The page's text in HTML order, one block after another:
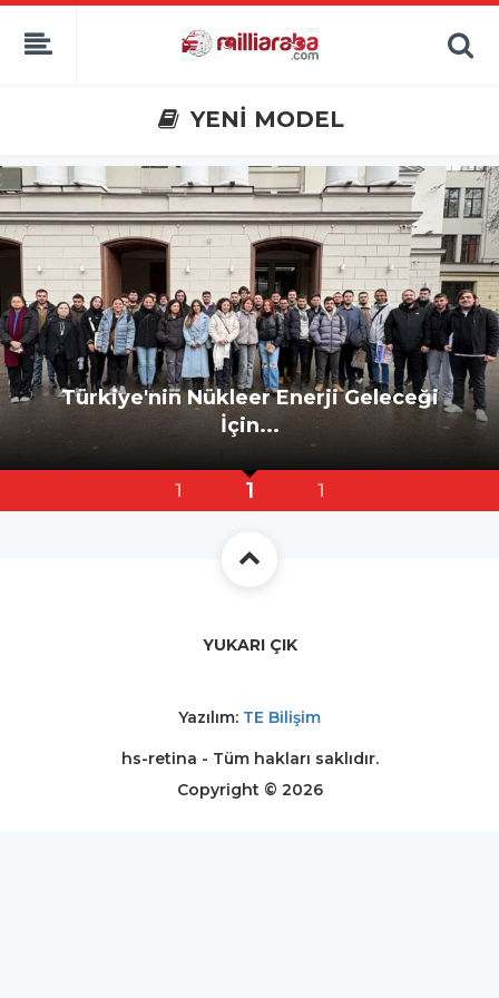
YENİ MODEL
Türkiye'nin Nükleer Enerji Geleceği
İçin...
1 1 1
YUKARI ÇIK
Yazılım: TE Bilişim
hs-retina - Tüm hakları saklıdır.
Copyright © 2026